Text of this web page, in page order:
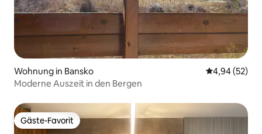
Wohnung in Bansko
4,94 (52)
Moderne Auszeit in den Bergen
Gäste-Favorit
Gäste-Favorit